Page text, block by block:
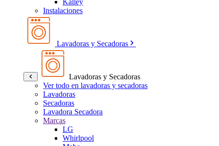
Kalley
Instalaciones
Lavadoras y Secadoras
Lavadoras y Secadoras
Ver todo en lavadoras y secadoras
Lavadoras
Secadoras
Lavadora Secadora
Marcas
LG
Whirlpool